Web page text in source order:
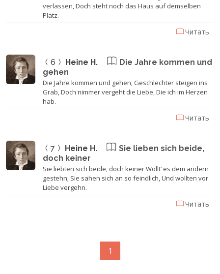
verlassen, Doch steht noch das Haus auf demselben
Platz.
Читать
6 Heine H.
Die Jahre kommen und
gehen
Die Jahre kommen und gehen, Geschlechter steigen ins
Grab, Doch nimmer vergeht die Liebe, Die ich im Herzen
hab.
Читать
7 Heine H.
Sie lieben sich beide,
doch keiner
Sie liebten sich beide, doch keiner Wollt’ es dem andern
gestehn; Sie sahen sich an so feindlich, Und wollten vor
Liebe vergehn.
Читать
1